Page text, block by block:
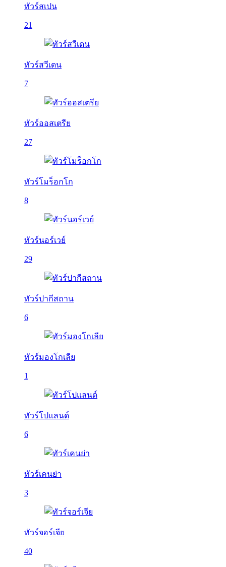
ทัวร์สเปน
21
ทัวร์สวีเดน
7
ทัวร์ออสเตรีย
27
ทัวร์โมร็อกโก
8
ทัวร์นอร์เวย์
29
ทัวร์ปากีสถาน
6
ทัวร์มองโกเลีย
1
ทัวร์โปแลนด์
6
ทัวร์เคนย่า
3
ทัวร์จอร์เจีย
40